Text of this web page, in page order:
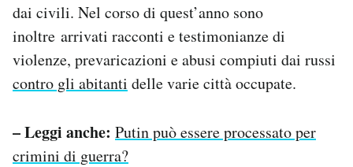
dai civili. Nel corso di quest’anno sono
inoltre arrivati racconti e testimonianze di
violenze, prevaricazioni e abusi compiuti dai russi
contro gli abitanti delle varie città occupate.
– Leggi anche: Putin può essere processato per
crimini di guerra?